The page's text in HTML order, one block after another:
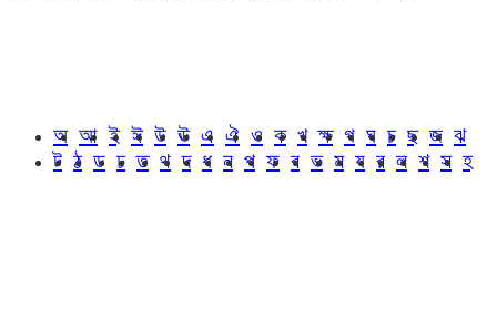
অ আ ই ঈ উ ঊ এ ঐ ও ক খ ক্ষ গ ঘ চ ছ জ ঝ
ট ঠ ড ঢ ত থ দ ধ ন প ফ ব ভ ম য র ল শ স হ